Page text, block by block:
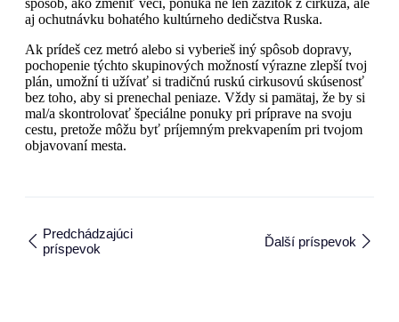
spôsob, ako zmeniť veci, ponúka ne len zážitok z cirkuza, ale
aj ochutnávku bohatého kultúrneho dedičstva Ruska.
Ak prídeš cez metró alebo si vyberieš iný spôsob dopravy,
pochopenie týchto skupinových možností výrazne zlepší tvoj
plán, umožní ti užívať si tradičnú ruskú cirkusovú skúsenosť
bez toho, aby si prenechal peniaze. Vždy si pamätaj, že by si
mal/a skontrolovať špeciálne ponuky pri príprave na svoju
cestu, pretože môžu byť príjemným prekvapením pri tvojom
objavovaní mesta.
Predchádzajúci
príspevok
Ďalší príspevok